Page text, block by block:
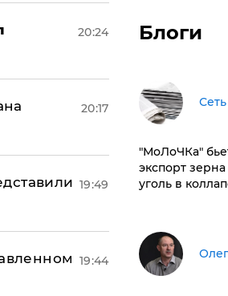
20:24
20:17
19:49
19:44
Блоги
Сеть
​"МоЛоЧКа"
экспорт зерна
уголь в